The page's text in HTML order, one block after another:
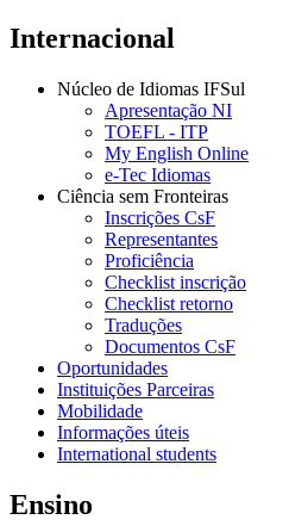
Internacional
Núcleo de Idiomas IFSul
Apresentação NI
TOEFL - ITP
My English Online
e-Tec Idiomas
Ciência sem Fronteiras
Inscrições CsF
Representantes
Proficiência
Checklist inscrição
Checklist retorno
Traduções
Documentos CsF
Oportunidades
Instituições Parceiras
Mobilidade
Informações úteis
International students
Ensino